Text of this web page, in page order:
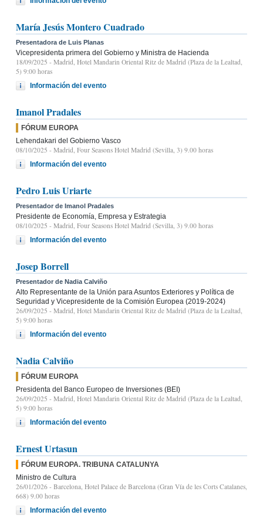
María Jesús Montero Cuadrado
Presentadora de Luis Planas
Vicepresidenta primera del Gobierno y Ministra de Hacienda
18/09/2025 - Madrid, Hotel Mandarin Oriental Ritz de Madrid (Plaza de la Lealtad,
5) 9:00 horas
Información del evento
Imanol Pradales
FÓRUM EUROPA
Lehendakari del Gobierno Vasco
08/10/2025 - Madrid, Four Seasons Hotel Madrid (Sevilla, 3) 9.00 horas
Información del evento
Pedro Luis Uriarte
Presentador de Imanol Pradales
Presidente de Economía, Empresa y Estrategia
08/10/2025 - Madrid, Four Seasons Hotel Madrid (Sevilla, 3) 9.00 horas
Información del evento
Josep Borrell
Presentador de Nadia Calviño
Alto Representante de la Unión para Asuntos Exteriores y Política de
Seguridad y Vicepresidente de la Comisión Europea (2019-2024)
26/09/2025 - Madrid, Hotel Mandarin Oriental Ritz de Madrid (Plaza de la Lealtad,
5) 9:00 horas
Información del evento
Nadia Calviño
FÓRUM EUROPA
Presidenta del Banco Europeo de Inversiones (BEI)
26/09/2025 - Madrid, Hotel Mandarin Oriental Ritz de Madrid (Plaza de la Lealtad,
5) 9:00 horas
Información del evento
Ernest Urtasun
FÓRUM EUROPA. TRIBUNA CATALUNYA
Ministro de Cultura
26/01/2026 - Barcelona, Hotel Palace de Barcelona (Gran Vía de les Corts Catalanes,
668) 9.00 horas
Información del evento